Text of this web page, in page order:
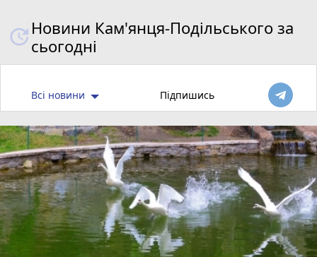
Новини Кам'янця-Подільського за
сьогодні
Всі новини Підпишись